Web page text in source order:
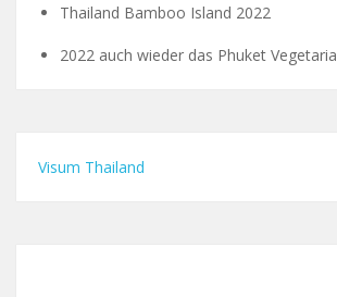
Thailand Bamboo Island 2022
2022 auch wieder das Phuket
Visum Thailand